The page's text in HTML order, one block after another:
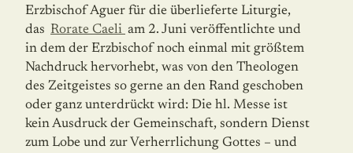
Erzbischof Aguer für die überlieferte Liturgie,
das Rorate Caeli am 2. Juni veröf­fentlichte und
in dem der Erzbischof noch einmal mit größtem
Nachdruck hervorhebt, was von den Theologen
des Zeitgeistes so gerne an den Rand geschoben
oder ganz un­ter­drückt wird: Die hl. Messe ist
kein Ausdruck der Gemeinschaft, sondern Dienst
zum Lobe und zur Verherrlichung Gottes – und